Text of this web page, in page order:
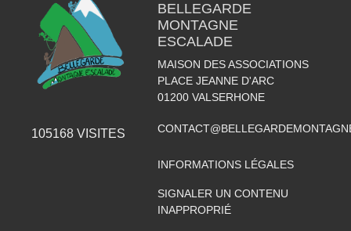
105168 VISITES
BELLEGARDE
MONTAGNE
ESCALADE
MAISON DES ASSOCIATIONS
PLACE JEANNE D'ARC
01200 VALSERHONE
INFORMATIONS LÉGALES
SIGNALER UN CONTENU
INAPPROPRIÉ